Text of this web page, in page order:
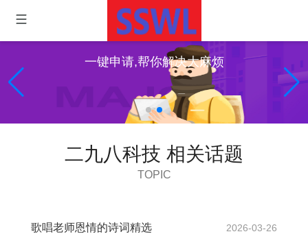
一键申请,帮你解决大麻烦
二九八科技 相关话题
TOPIC
歌唱老师恩情的诗词精选 2026-03-26